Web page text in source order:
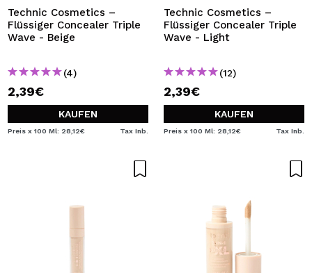
Technic Cosmetics –
Flüssiger Concealer Triple
Wave - Beige
(4)
2,39€
KAUFEN
Preis x 100 Ml: 28,12€ Tax Inb.
Technic Cosmetics –
Flüssiger Concealer Triple
Wave - Light
(12)
2,39€
KAUFEN
Preis x 100 Ml: 28,12€ Tax Inb.